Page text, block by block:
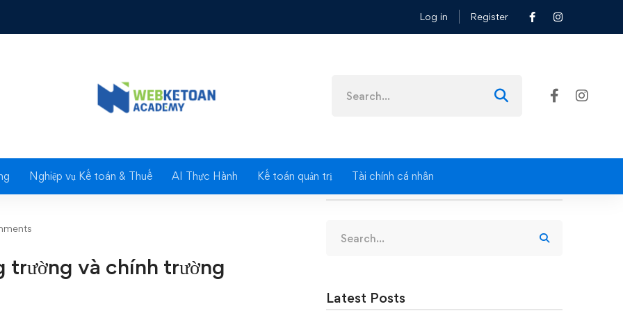
Log in Register
for:
Nghiệp vụ Kế toán & Thuế AI Thực Hành Kế toán quản trị Tài chính cá nhân
và chính trường
trường và chính trường
for:
Latest Posts